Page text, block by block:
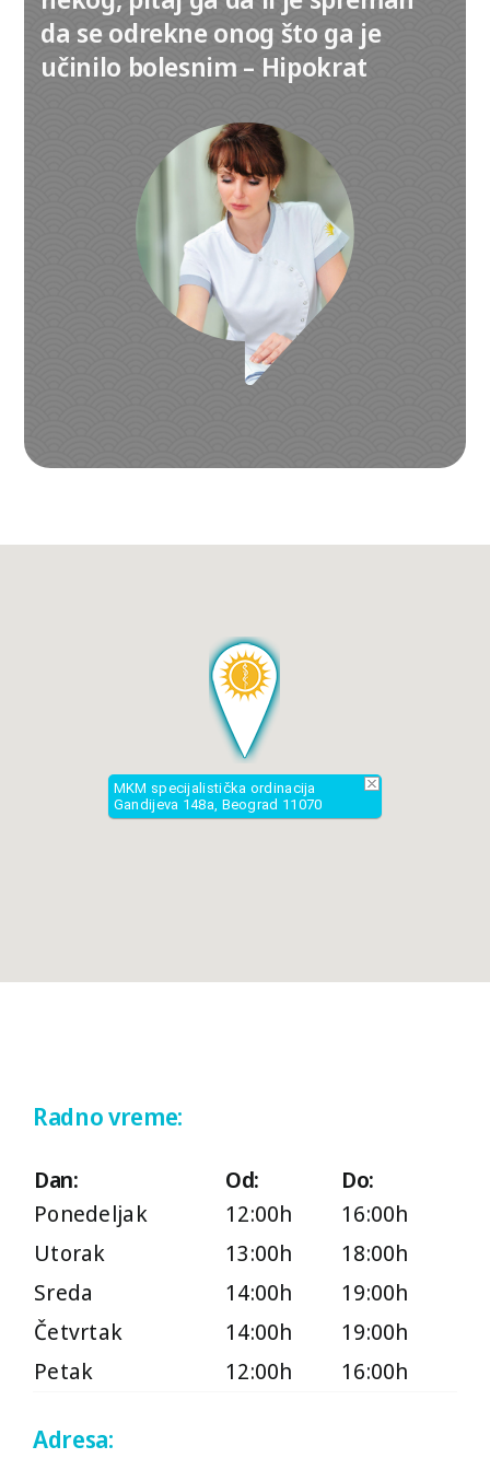
da se odrekne onog što ga je
učinilo bolesnim – Hipokrat
MKM specijalistička ordinacija
Gandijeva 148a, Beograd 11070
Radno vreme:
Dan: Od:
Do:
Ponedeljak
12:00h
16:00h
Utorak
13:00h
18:00h
Sreda
14:00h
19:00h
Četvrtak
14:00h
19:00h
Petak
12:00h 16:00h
Adresa:
+381 (0)69 22 74 312
+381 (0)63 1 156 157
011 22 743 12
011 77 024 77
011 21 777 97